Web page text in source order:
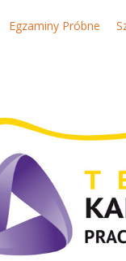
Egzaminy Próbne